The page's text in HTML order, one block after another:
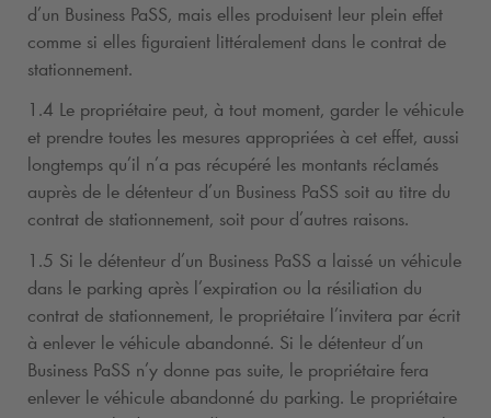
d’un Business PaSS, mais elles produisent leur plein effet
comme si elles figuraient littéralement dans le contrat de
stationnement.
1.4 Le propriétaire peut, à tout moment, garder le véhicule
et prendre toutes les mesures appropriées à cet effet, aussi
longtemps qu’il n’a pas récupéré les montants réclamés
auprès de le détenteur d’un Business PaSS soit au titre du
contrat de stationnement, soit pour d’autres raisons.
1.5 Si le détenteur d’un Business PaSS a laissé un véhicule
dans le parking après l’expiration ou la résiliation du
contrat de stationnement, le propriétaire l’invitera par écrit
à enlever le véhicule abandonné. Si le détenteur d’un
Business PaSS n’y donne pas suite, le propriétaire fera
enlever le véhicule abandonné du parking. Le propriétaire